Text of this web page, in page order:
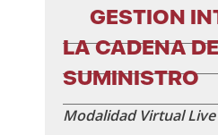
GESTION
LA CADENA DE
SUMINISTRO
Modalidad Virtual Live